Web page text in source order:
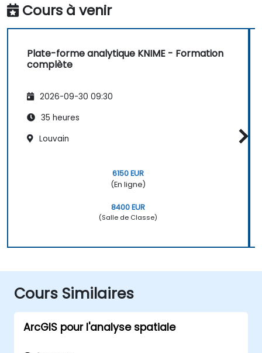
Cours à venir
Plate-forme analytique KNIME - Formation
complète
2026-09-30 09:30
35 heures
Louvain
6150 EUR
(En ligne)
8400 EUR
(Salle de Classe)
Cours Similaires
ArcGIS pour l'analyse spatiale